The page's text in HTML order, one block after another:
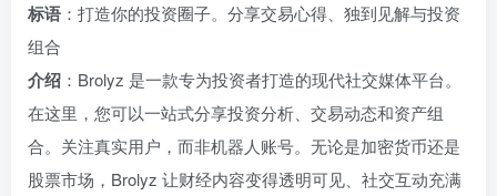
标语 ：打造你的投资圈子。分享交易心得、独到见解与投资
组合
介绍 ：Brolyz 是一款专为投资者打造的现代社交媒体平台。
在这里，您可以一站式分享投资分析、交易动态和资产组
合。关注真实用户，而非机器人账号。无论是加密货币还是
股票市场，Brolyz 让财经内容变得透明可见、社交互动充满